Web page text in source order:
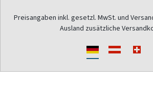
Preisangaben inkl. gesetzl. MwSt. und
Ausland zusätzliche